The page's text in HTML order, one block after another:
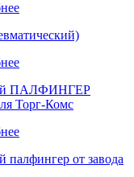
ПАЛФИНГЕР
Торг-Комс
палфингер от завода